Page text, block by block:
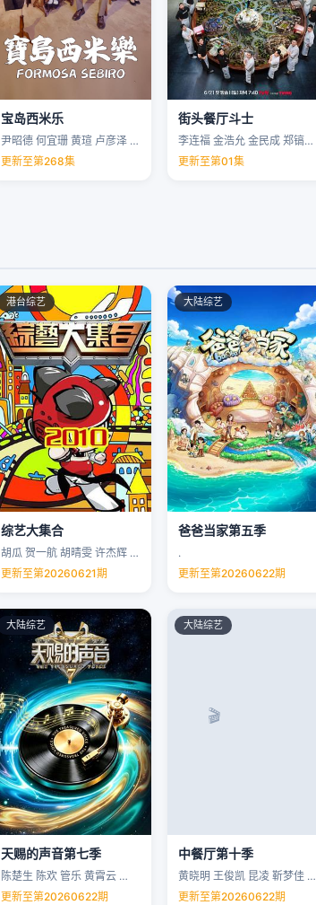
宝岛西米乐
尹昭德 何宜珊 黄瑄 卢彦泽 …
更新至第268集
街头餐厅斗士
李连福 金浩允 金民成 郑镐泳 …
更新至第01集
港台综艺
综艺大集合
胡瓜 贺一航 胡晴雯 许杰辉 …
更新至第20260621期
大陆综艺
爸爸当家第五季
.
更新至第20260622期
大陆综艺
天赐的声音第七季
陈楚生 陈欢 管乐 黄霄云 …
更新至第20260622期
大陆综艺
中餐厅第十季
黄晓明 王俊凯 昆凌 靳梦佳 …
更新至第20260622期